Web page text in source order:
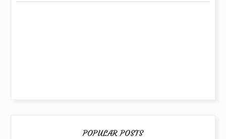
POPULAR POSTS